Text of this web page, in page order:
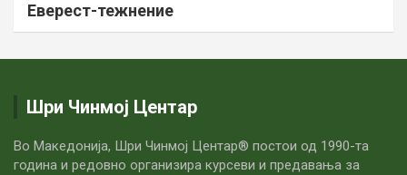
Еверест-тежнение
Шри Чинмој Центар
Во Македонија, Шри Чинмој Центар® постои од 1990-та
година и редовно организира курсеви и предавања за